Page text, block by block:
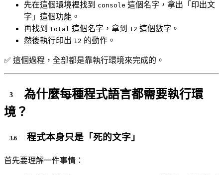
先在這個環境裡找到 console 這個名字，拿出「印出文
字」這個功能。
再找到 total 這個名字，拿到 12 這個數字。
然後執行印出 12 的動作。
✅ 這個過程，全部都是靠執行環境來完成的。
為什麼每種程式語言都需要執行環
境？
程式本身只是「死的文字」
首先要理解一件事情：